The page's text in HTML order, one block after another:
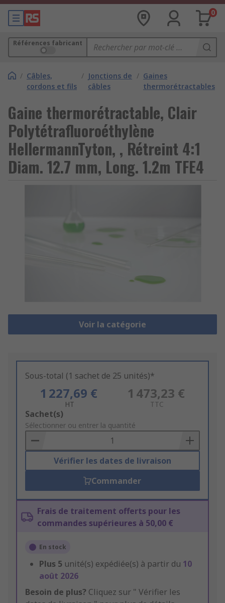
0
Références fabricant
/ Câbles,
cordons et fils
/ Jonctions de
câbles
/ Gaines
thermorétractables
Gaine thermorétractable, Clair
Polytétrafluoroéthylène
HellermannTyton, , Rétreint 4:1
Diam. 12.7 mm, Long. 1.2m TFE4
Voir la catégorie
Sous-total (1 sachet de 25 unités)*
1 227,69 €
HT
1 473,23 €
TTC
Add
to
Basket
Sachet(s)
Sélectionner ou entrer la quantité
Vérifier les dates de livraison
Commander
Frais de traitement offerts pour les
commandes supérieures à 50,00 €
En stock
Plus 5 unité(s) expédiée(s) à partir du 10
août 2026
Besoin de plus? Cliquez sur " Vérifier les